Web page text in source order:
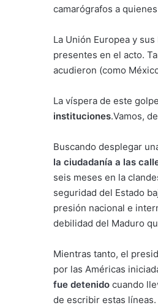
camarógrafos a
La Unión Europea y
presentes en el acto.
acudieron (como
La víspera de este
instituciones.Vamos,
Buscando desplegar
la ciudadanía a las
seis meses en la
seguridad del Estado
presión nacional e
debilidad del Maduro
Mientras tanto, el
por las Américas
fue detenido cuando
de escribir estas